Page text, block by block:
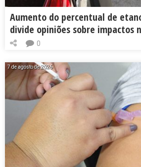
Aumento do percentual de
divide opiniões sobre impactos
0
7 de agosto de 2026